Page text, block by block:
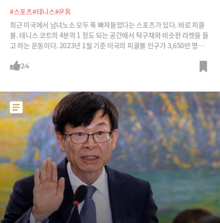
#스포츠#테니스#운동
최근 미국에서 남녀노소 모두 푹 빠져들었다는 스포츠가 있다. 바로 피클
볼. 테니스 코트의 4분의 1 정도 되는 공간에서 탁구채와 비슷한 라켓을 들
고 하는 운동이다. 2023년 1월 기준 미국의 피클볼 인구가 3,650만 명에
는 인구가 연평균 11.5%씩 늘고 있다”며 “가까운 미래에 미국의 주요 스
던 중 발명했는데 반려견 이름(피클스)를 따서 명명했다.마이크로소프트
창업자 빌 게이츠가 대표적인 피클볼 애호가로 꼽힌다. 게이츠는 자신의
유튜브 채널에서 “피클볼이 등장한 지 50년이 지난 지금에야 인기를 얻고
있다는 사실이 놀랍다”고 말하기도 했다.최근에는 레오나르도 디카프리
오, 엠마 왓슨, 셀레나 고메즈 등 할리우드 배우와 마이클 펠프스, 톰 브래
디, 세레나 윌리엄스,
24